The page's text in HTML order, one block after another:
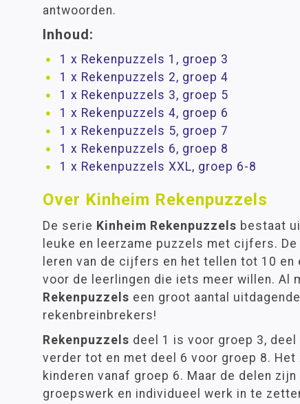
antwoorden.
Inhoud:
1 x Rekenpuzzels 1, groep 3
1 x Rekenpuzzels 2, groep 4
1 x Rekenpuzzels 3, groep 5
1 x Rekenpuzzels 4, groep 6
1 x Rekenpuzzels 5, groep 7
1 x Rekenpuzzels 6, groep 8
1 x Rekenpuzzels XXL, groep 6-8
Over Kinheim Rekenpuzzels
De serie Kinheim Rekenpuzzels bestaat
leuke en leerzame puzzels met cijfers.
leren van de cijfers en het tellen tot 10 en
voor de leerlingen die iets meer willen. Al
Rekenpuzzels een groot aantal
rekenbreinbrekers!
Rekenpuzzels deel 1 is voor groep 3,
verder tot en met deel 6 voor groep 8. Het
kinderen vanaf groep 6. Maar de delen
groepswerk en individueel werk in te